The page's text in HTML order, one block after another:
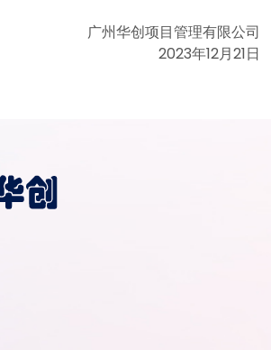
广州华创项目管理有限公司
2023年12月21日